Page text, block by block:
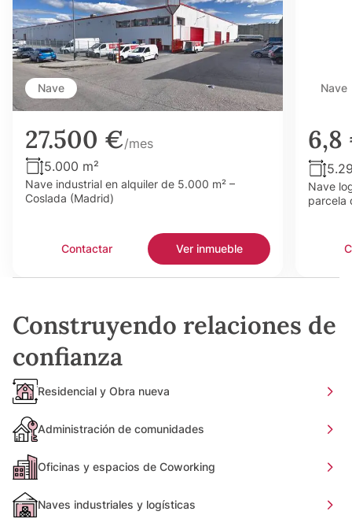
Nave
27.500 €/mes
5.000 m²
Nave industrial en alquiler de 5.000 m² –
Coslada (Madrid)
Contactar Ver inmueble
Nave
Nave
parcela
Construyendo relaciones de
confianza
Residencial y Obra nueva
Administración de comunidades
Oficinas y espacios de Coworking
Naves industriales y logísticas